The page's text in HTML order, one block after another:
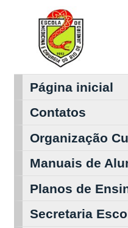
Página inicial
Contatos
Organização
Manuais de
Planos de
Secretaria